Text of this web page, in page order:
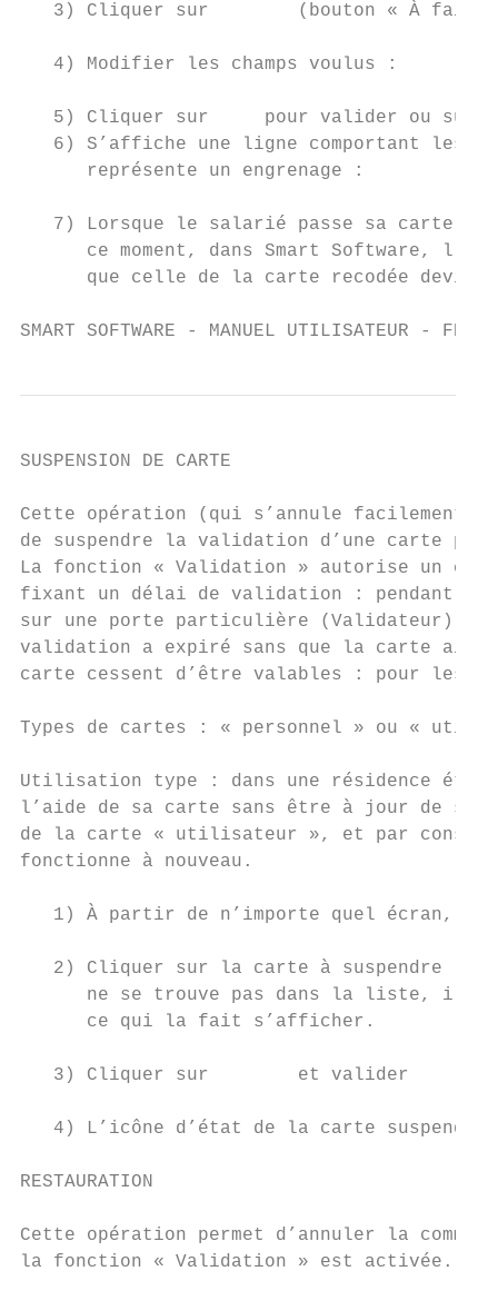
3) Cliquer sur        (bouton « À faire
   4) Modifier les champs voulus :
5) Cliquer sur     pour valider ou sur
6) S’affiche une ligne comportant les
      représente un engrenage :
7) Lorsque le salarié passe sa carte
ce moment, dans Smart Software,
que celle de la carte recodée
SMART SOFTWARE - MANUEL
SUSPENSION DE CARTE
Cette opération (qui s’annule facilement à
de suspendre la validation d’une carte
La fonction « Validation » autorise un
fixant un délai de validation : pendant
sur une porte particulière (Validateur)
validation a expiré sans que la carte ait
carte cessent d’être valables : pour
Types de cartes : « personnel » ou «
Utilisation type : dans une résidence
l’aide de sa carte sans être à jour de
de la carte « utilisateur », et par
fonctionne à nouveau.
1) À partir de n’importe quel écran,
2) Cliquer sur la carte à suspendre
ne se trouve pas dans la liste, il
      ce qui la fait s’afficher.
   3) Cliquer sur        et valider
4) L’icône d’état de la carte suspendue
RESTAURATION
Cette opération permet d’annuler la
la fonction « Validation » est activée.